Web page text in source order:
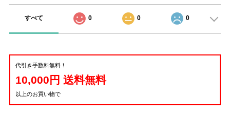
すべて 0 0 0
代引き手数料無料！
10,000円 送料無料
以上のお買い物で